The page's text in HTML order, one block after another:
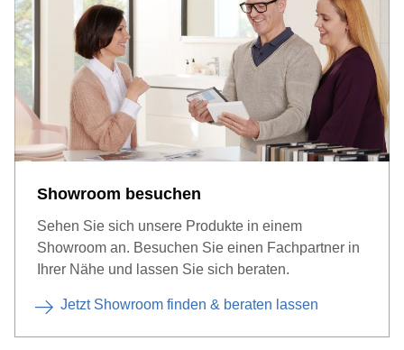
Showroom besuchen
Sehen Sie sich unsere Produkte in einem
Showroom an. Besuchen Sie einen Fachpartner in
Ihrer Nähe und lassen Sie sich beraten.
Jetzt Showroom finden & beraten lassen